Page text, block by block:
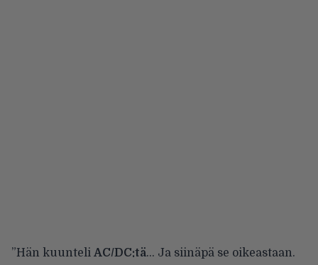
”Hän kuunteli AC/DC:tä… Ja siinäpä se oikeastaan.